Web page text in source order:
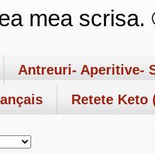
mea
Antreuri- Aperitive-
Retete Keto